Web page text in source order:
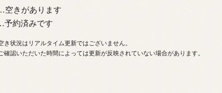
空きがあります
約済みです
き状況はリアルタイム更新ではございません。
確認いただいた時間によっては更新が反映されていない場合があります。